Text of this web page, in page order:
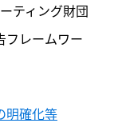
ティング財団
フレームワー
明確化等